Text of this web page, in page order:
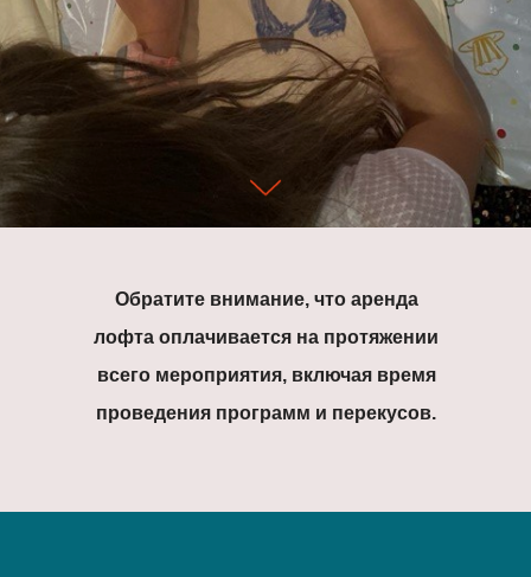
Обратите внимание, что аренда
лофта оплачивается на протяжении
всего мероприятия, включая время
проведения программ и перекусов.